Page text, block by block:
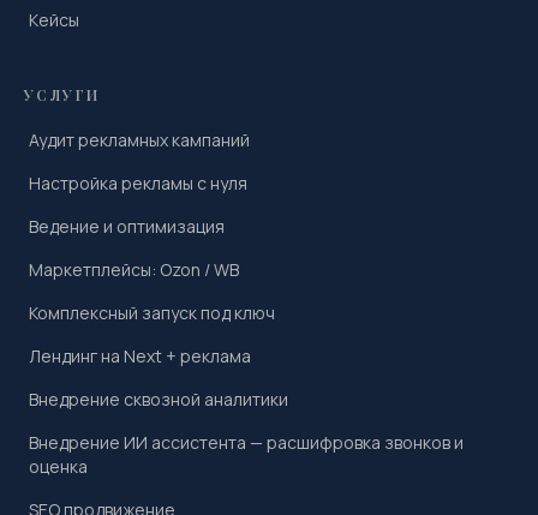
Кейсы
УСЛУГИ
Аудит рекламных кампаний
Настройка рекламы с нуля
Ведение и оптимизация
Маркетплейсы: Ozon / WB
Комплексный запуск под ключ
Лендинг на Next + реклама
Внедрение сквозной аналитики
Внедрение ИИ ассистента — расшифровка звонков и
оценка
SEO продвижение